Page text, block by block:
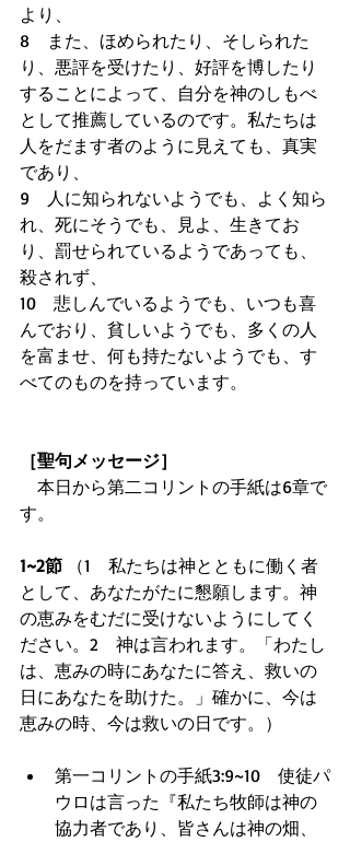
より、
8　また、ほめられたり、そしられた
り、悪評を受けたり、好評を博したり
することによって、自分を神のしもべ
として推薦しているのです。私たちは
人をだます者のように見えても、真実
であり、
9　人に知られないようでも、よく知ら
れ、死にそうでも、見よ、生きてお
り、罰せられているようであっても、
殺されず、
10　悲しんでいるようでも、いつも喜
んでおり、貧しいようでも、多くの人
を富ませ、何も持たないようでも、す
べてのものを持っています。
［聖句メッセージ］
本日から第二コリントの手紙は6章で
す。
1~2節 （1　私たちは神とともに働く者
として、あなたがたに懇願します。神
の恵みをむだに受けないようにしてく
ださい。2　神は言われます。「わたし
は、恵みの時にあなたに答え、救いの
日にあなたを助けた。」確かに、今は
恵みの時、今は救いの日です。）
第一コリントの手紙3:9~10　使徒パ
ウロは言った『私たち牧師は神の
協力者であり、皆さんは神の畑、